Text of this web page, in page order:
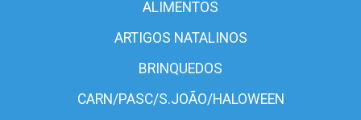
ALIMENTOS
ARTIGOS NATALINOS
BRINQUEDOS
CARN/PASC/S.JOÃO/HALOWEEN